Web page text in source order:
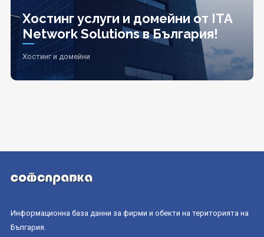
Хостинг услуги и домейни от ITA
Network Solutions в България!
Хостинг и домейни
Информационна база данни за фирми и обекти на територията на
България.